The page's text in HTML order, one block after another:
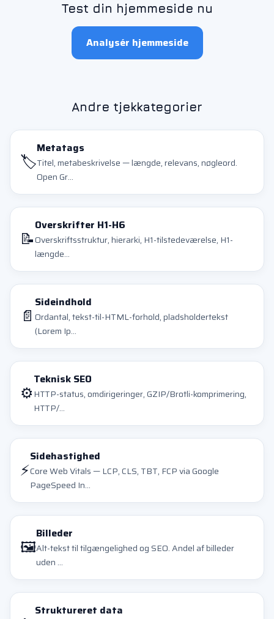
Test din hjemmeside nu
Analysér hjemmeside
Andre tjekkategorier
🏷️
Metatags
Titel, metabeskrivelse — længde, relevans, nøgleord.
Open Gr...
📝
Overskrifter H1-H6
Overskriftsstruktur, hierarki, H1-tilstedeværelse, H1-
længde...
📄
Sideindhold
Ordantal, tekst-til-HTML-forhold, pladsholdertekst
(Lorem Ip...
⚙️
Teknisk SEO
HTTP-status, omdirigeringer, GZIP/Brotli-komprimering,
HTTP/...
⚡
Sidehastighed
Core Web Vitals — LCP, CLS, TBT, FCP via Google
PageSpeed In...
🖼️
Billeder
Alt-tekst til tilgængelighed og SEO. Andel af billeder
uden ...
Struktureret data